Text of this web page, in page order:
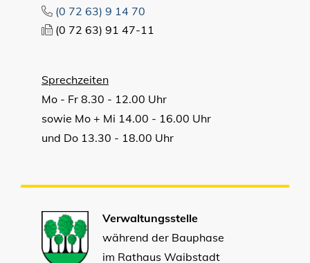
(0 72 63) 9 14 70
(0 72 63) 91 47-11
Sprechzeiten
Mo - Fr 8.30 - 12.00 Uhr
sowie Mo + Mi 14.00 - 16.00 Uhr
und Do 13.30 - 18.00 Uhr
Verwaltungsstelle
während der Bauphase
im Rathaus Waibstadt